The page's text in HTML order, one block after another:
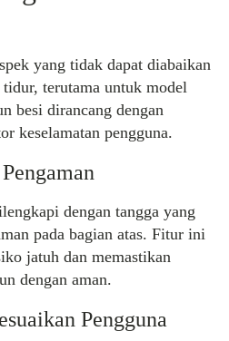
yang tidak dapat diabaikan
terutama untuk model
besi dirancang dengan
keselamatan pengguna.
dengan tangga yang
pada bagian atas. Fitur ini
jatuh dan memastikan
dengan aman.
Pengguna